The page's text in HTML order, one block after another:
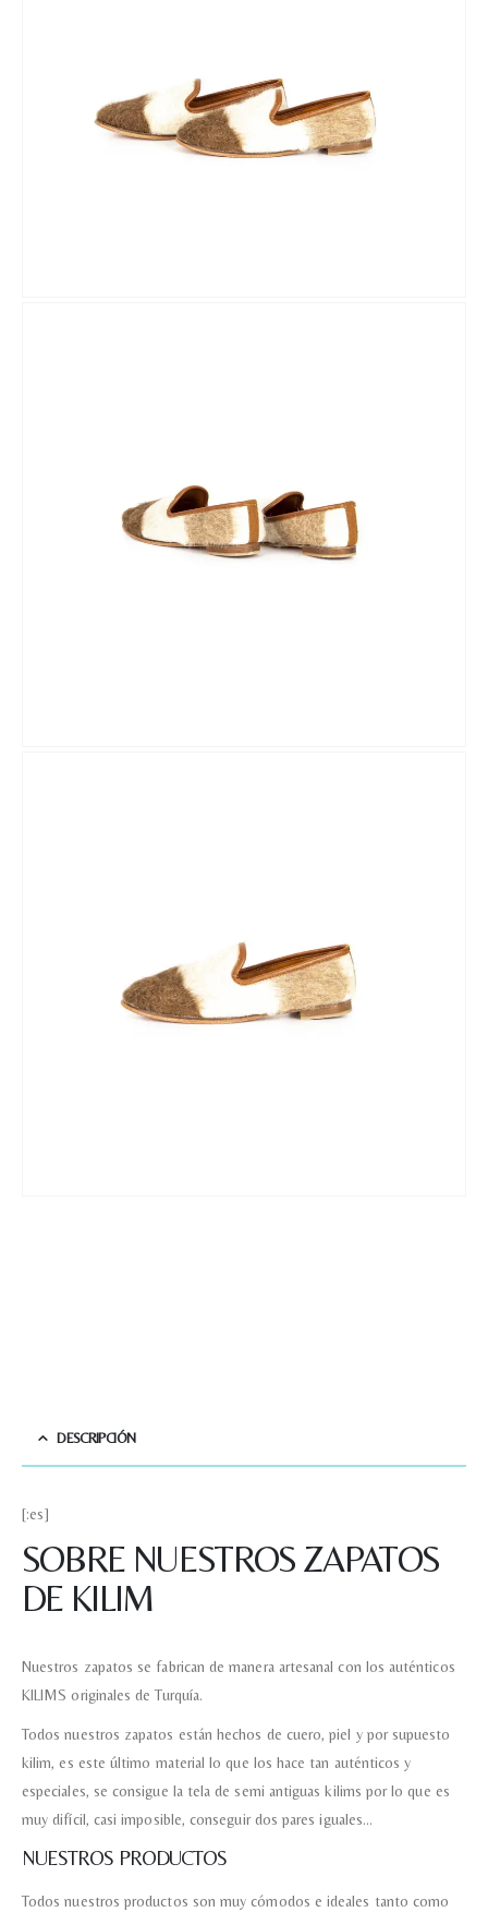
DESCRIPCIÓN
[:es]
SOBRE NUESTROS ZAPATOS
DE KILIM
Nuestros zapatos se fabrican de manera artesanal con los auténticos
KILIMS originales de Turquía.
Todos nuestros zapatos están hechos de cuero, piel y por supuesto
kilim, es este último material lo que los hace tan auténticos y
especiales, se consigue la tela de semi antiguas kilims por lo que es
muy difícil, casi imposible, conseguir dos pares iguales…
NUESTROS PRODUCTOS
Todos nuestros productos son muy cómodos e ideales tanto como